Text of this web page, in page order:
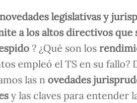
legislativas y
a los altos directivos que
? ¿Qué son los
empleó el TS en su fallo?
las n ovedades
y las claves para entender